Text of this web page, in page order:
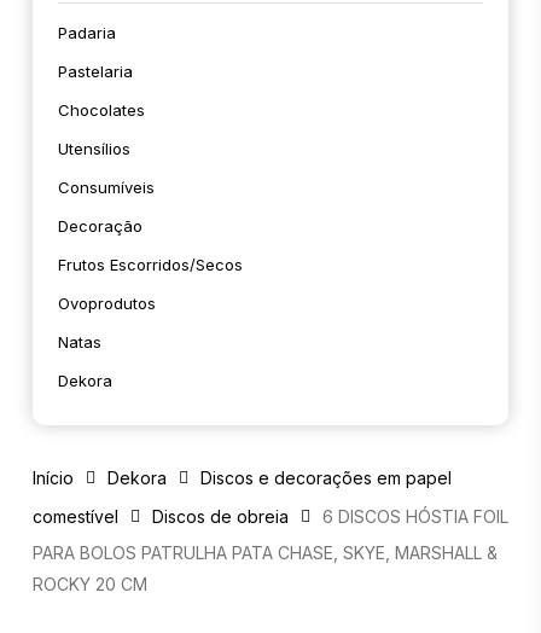
Padaria
Pastelaria
Chocolates
Utensílios
Consumíveis
Decoração
Frutos Escorridos/secos
Ovoprodutos
Natas
Dekora
Início Dekora
Discos e decorações em papel
comestível
Discos de obreia
6 DISCOS HÓSTIA FOIL
PARA BOLOS PATRULHA PATA CHASE, SKYE, MARSHALL &
ROCKY 20 CM